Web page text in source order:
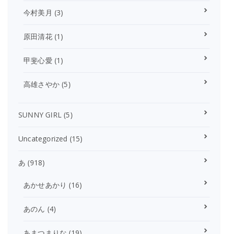
今村美月 (3)
原田清花(1)
甲斐心愛 (1)
高雄さやか (5)
SUNNY GIRL (5)
Uncategorized (15)
あ (918)
あかせあかり (16)
あのん (4)